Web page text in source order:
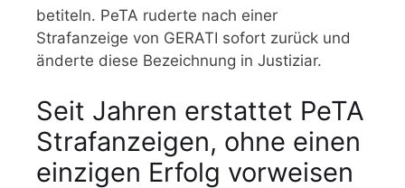
betiteln. PeTA ruderte nach einer
Strafanzeige von GERATI sofort zurück und
änderte diese Bezeichnung in Justiziar.
Seit Jahren erstattet PeTA
Strafanzeigen, ohne einen
einzigen Erfolg vorweisen